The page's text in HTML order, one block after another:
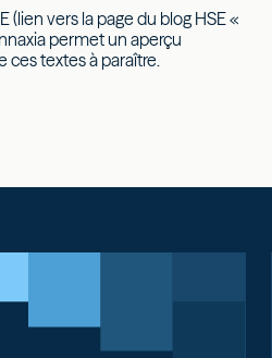
(lien vers la page du blog HSE «
permet un aperçu
ces textes à paraître.